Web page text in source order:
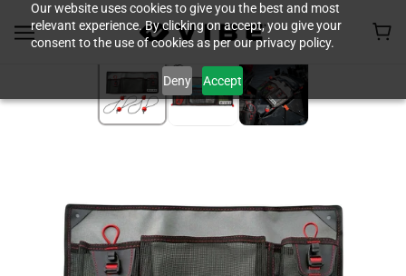
Our website uses cookies to give you the best and most
relevant experience. By clicking on accept, you give your
consent to the use of cookies as per our privacy policy.
Deny Accept